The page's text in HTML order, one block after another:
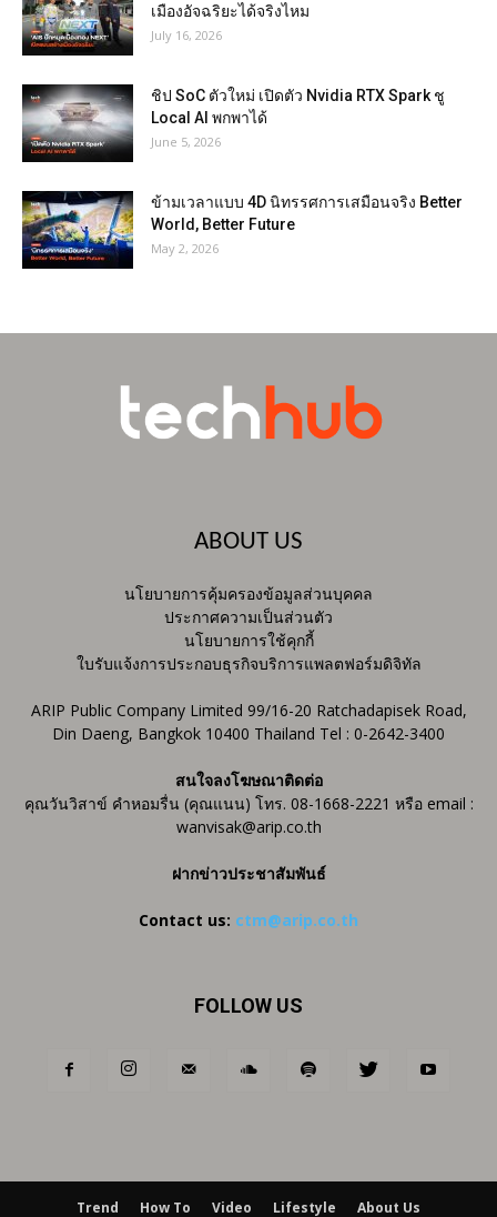
เมืองอัจฉริยะได้จริงไหม
July 16, 2026
ชิป SoC ตัวใหม่ เปิดตัว Nvidia RTX Spark ชู
Local AI พกพาได้
June 5, 2026
ข้ามเวลาแบบ 4D นิทรรศการเสมือนจริง Better
World, Better Future
May 2, 2026
ABOUT US
นโยบายการคุ้มครองข้อมูลส่วนบุคคล
ประกาศความเป็นส่วนตัว
นโยบายการใช้คุกกี้
ใบรับแจ้งการประกอบธุรกิจบริการแพลตฟอร์มดิจิทัล
ARIP Public Company Limited 99/16-20 Ratchadapisek Road,
Din Daeng, Bangkok 10400 Thailand Tel : 0-2642-3400
สนใจลงโฆษณาติดต่อ
คุณวันวิสาข์ คำหอมรื่น (คุณแนน) โทร. 08-1668-2221 หรือ email :
wanvisak@arip.co.th
ฝากข่าวประชาสัมพันธ์
Contact us: ctm@arip.co.th
FOLLOW US
Trend How To Video Lifestyle About Us